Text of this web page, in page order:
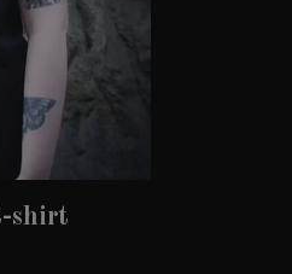
shirt